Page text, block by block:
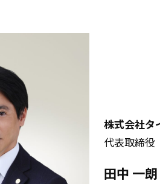
株式会社タ
代表取締役
田中 一